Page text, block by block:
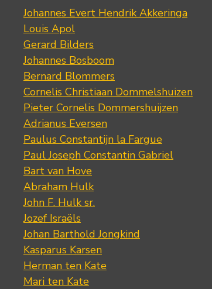
Johannes Evert Hendrik Akkeringa
Louis Apol
Gerard Bilders
Johannes Bosboom
Bernard Blommers
Cornelis Christiaan Dommelshuizen
Pieter Cornelis Dommershuijzen
Adrianus Eversen
Paulus Constantijn la Fargue
Paul Joseph Constantin Gabriel
Bart van Hove
Abraham Hulk
John F. Hulk sr.
Jozef Israëls
Johan Barthold Jongkind
Kasparus Karsen
Herman ten Kate
Mari ten Kate